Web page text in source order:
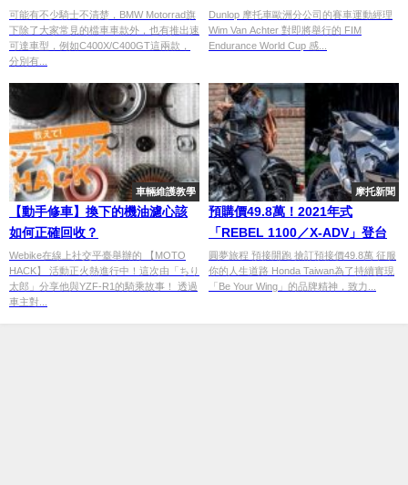
可能有不少騎士不清楚，BMW Motorrad旗
下除了大家常見的檔車車款外，也有推出速
可達車型，例如C400X/C400GT這兩款，
分別有...
Dunlop 摩托車歐洲分公司的賽車運動經理
Wim Van Achter 對即將舉行的 FIM
Endurance World Cup 感...
車輛維護教學
【動手修車】換下的機油濾心該
如何正確回收？
Webike在線上社交平臺舉辦的 【MOTO
HACK】 活動正火熱進行中！這次由「ちり
太郎」分享他與YZF-R1的騎乘故事！ 透過
車主對...
摩托新聞
預購價49.8萬！2021年式
「REBEL 1100／X-ADV」登台
圓夢旅程 預接開跑 搶訂預接價49.8萬 征服
你的人生道路 Honda Taiwan為了持續實現
「Be Your Wing」的品牌精神，致力...